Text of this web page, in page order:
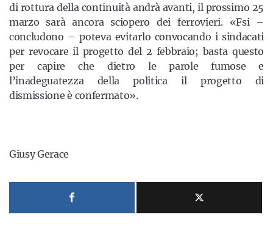
di rottura della continuità andrà avanti, il prossimo 25
marzo sarà ancora sciopero dei ferrovieri. «Fsi –
concludono – poteva evitarlo convocando i sindacati
per revocare il progetto del 2 febbraio; basta questo
per capire che dietro le parole fumose e
l’inadeguatezza della politica il progetto di
dismissione è confermato».
Giusy Gerace